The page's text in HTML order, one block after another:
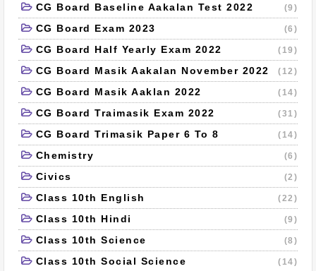
CG Board Baseline Aakalan Test 2022 (9)
CG Board Exam 2023 (6)
CG Board Half Yearly Exam 2022 (19)
CG Board Masik Aakalan November 2022 (12)
CG Board Masik Aaklan 2022 (14)
CG Board Traimasik Exam 2022 (31)
CG Board Trimasik Paper 6 To 8 (14)
Chemistry (6)
Civics (2)
Class 10th English (22)
Class 10th Hindi (9)
Class 10th Science (8)
Class 10th Social Science (14)